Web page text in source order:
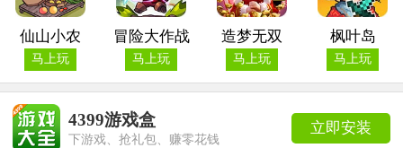
仙山小农
马上玩
冒险大作战
马上玩
造梦无双
马上玩
枫叶岛
马上玩
立即安装
4399游戏盒
下游戏、抢礼包、赚零花钱